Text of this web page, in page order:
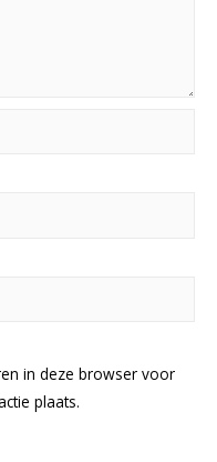
in deze browser voor
plaats.